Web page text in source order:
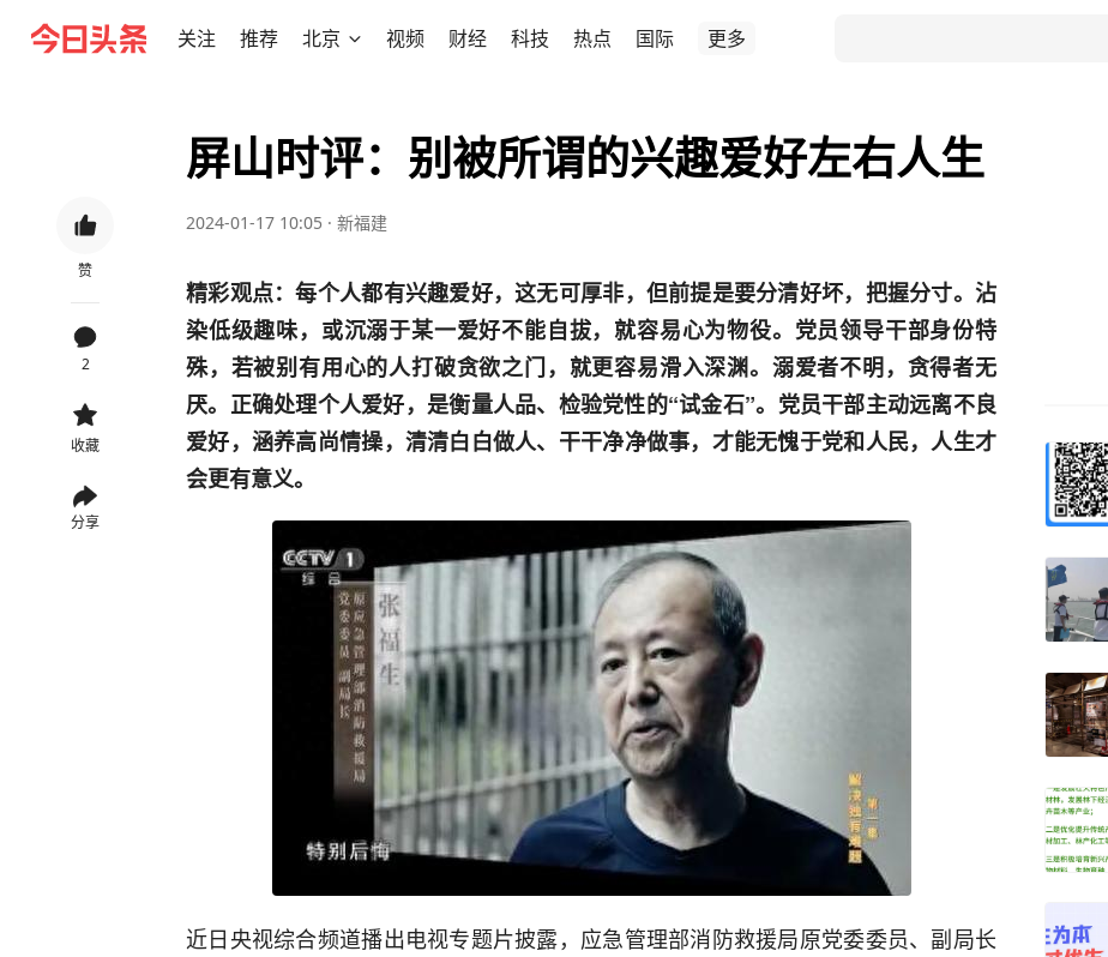
关注 推荐 北京 视频 财经 科技 热点 国际 更多
赞
2
收藏
分享
屏山时评：别被所谓的兴趣爱好左右人生
2024-01-17 10:05 · 新福建
精彩观点：每个人都有兴趣爱好，这无可厚非，但前提是要分清好坏，把握分寸。沾
染低级趣味，或沉溺于某一爱好不能自拔，就容易心为物役。党员领导干部身份特
殊，若被别有用心的人打破贪欲之门，就更容易滑入深渊。溺爱者不明，贪得者无
厌。正确处理个人爱好，是衡量人品、检验党性的“试金石”。党员干部主动远离不良
爱好，涵养高尚情操，清清白白做人、干干净净做事，才能无愧于党和人民，人生才
会更有意义。
近日央视综合频道播出电视专题片披露，应急管理部消防救援局原党委委员、副局长